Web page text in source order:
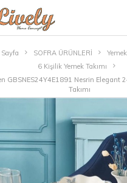
SOFRA ÜRÜNLERİ
6 Kişilik Yemek Takımı
GBSNES24Y4E1891 Nesrin Elegant
Takımı